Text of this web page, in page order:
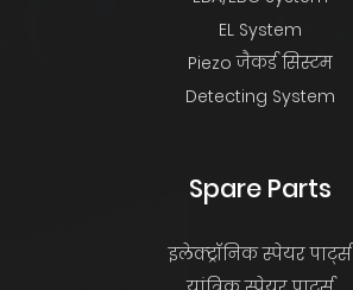
EL System
Piezo जैकर्ड सिस्टम
Detecting System
Spare Parts
इलेक्ट्रॉनिक स्पेयर पार्ट्स